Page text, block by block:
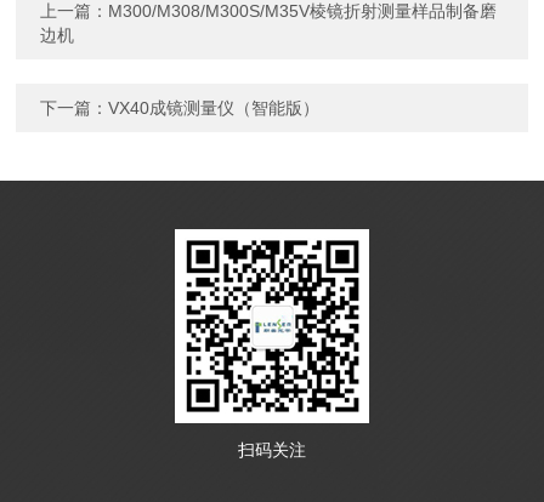
上一篇： M300/M308/M300S/M35V棱镜折射测量样品制备磨
边机
下一篇：VX40成镜测量仪（智能版）
扫码关注